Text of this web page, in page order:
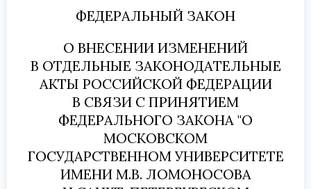
ФЕДЕРАЛЬНЫЙ ЗАКОН
О ВНЕСЕНИИ ИЗМЕНЕНИЙ
В ОТДЕЛЬНЫЕ ЗАКОНОДАТЕЛЬНЫЕ
АКТЫ РОССИЙСКОЙ ФЕДЕРАЦИИ
В СВЯЗИ С ПРИНЯТИЕМ
ФЕДЕРАЛЬНОГО ЗАКОНА "О
МОСКОВСКОМ
ГОСУДАРСТВЕННОМ УНИВЕРСИТЕТЕ
ИМЕНИ М.В. ЛОМОНОСОВА